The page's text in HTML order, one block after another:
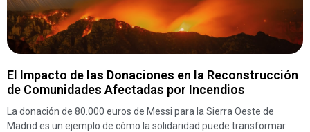
El Impacto de las Donaciones en la Reconstrucción
de Comunidades Afectadas por Incendios
La donación de 80.000 euros de Messi para la Sierra Oeste de
Madrid es un ejemplo de cómo la solidaridad puede transformar